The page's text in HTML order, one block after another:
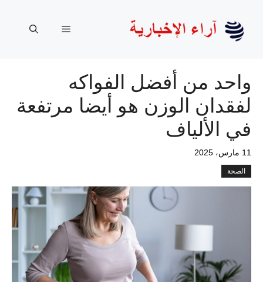
المحتوى
القائمة
واحد من أفضل الفواكه
لفقدان الوزن هو أيضا مرتفعة
في الألياف
11 مارس، 2025
الصحة